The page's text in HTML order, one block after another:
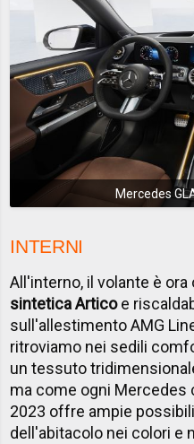
Mercedes
INTERNI
All'interno, il volante è
sintetica Articoe
sull'allestimento AMG
ritroviamo nei sedili
un tessuto
ma come ogni Mercedes
2023 offre ampie
dell'abitacolo nei colori e